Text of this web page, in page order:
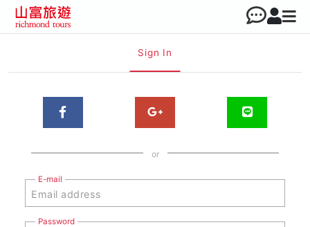
Sign In
or
E-mail
Password